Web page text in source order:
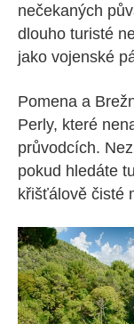
nečekaných
dlouho turisté
jako vojenské
Pomena a
Perly, které
průvodcích.
pokud hledáte
křišťálově čisté